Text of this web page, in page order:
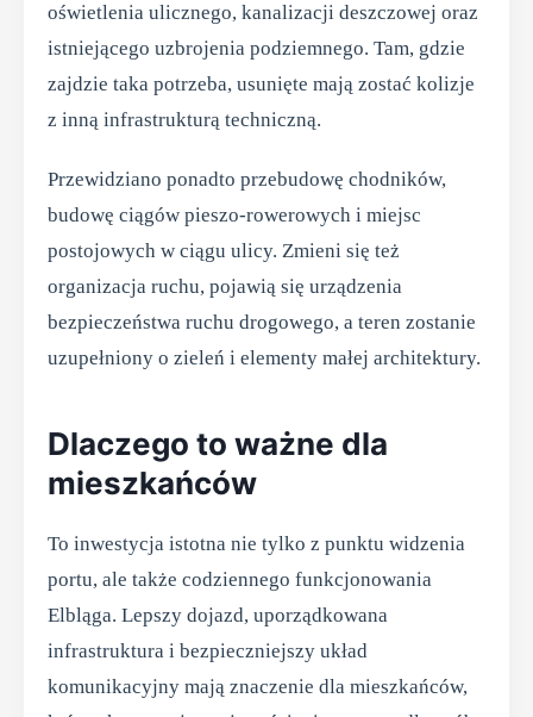
oświetlenia ulicznego, kanalizacji deszczowej oraz
istniejącego uzbrojenia podziemnego. Tam, gdzie
zajdzie taka potrzeba, usunięte mają zostać kolizje
z inną infrastrukturą techniczną.
Przewidziano ponadto przebudowę chodników,
budowę ciągów pieszo-rowerowych i miejsc
postojowych w ciągu ulicy. Zmieni się też
organizacja ruchu, pojawią się urządzenia
bezpieczeństwa ruchu drogowego, a teren zostanie
uzupełniony o zieleń i elementy małej architektury.
Dlaczego to ważne dla
mieszkańców
To inwestycja istotna nie tylko z punktu widzenia
portu, ale także codziennego funkcjonowania
Elbląga. Lepszy dojazd, uporządkowana
infrastruktura i bezpieczniejszy układ
komunikacyjny mają znaczenie dla mieszkańców,